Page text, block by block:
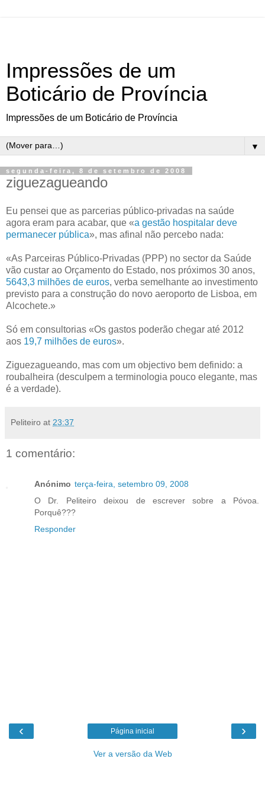
Impressões de um
Boticário de Província
Impressões de um Boticário de Província
▼
segunda-feira, 8 de setembro de 2008
ziguezagueando
Eu pensei que as parcerias público-privadas na saúde
agora eram para acabar, que «a gestão hospitalar deve
permanecer pública», mas afinal não percebo nada:
«As Parceiras Público-Privadas (PPP) no sector da Saúde
vão custar ao Orçamento do Estado, nos próximos 30 anos,
5643,3 milhões de euros, verba semelhante ao investimento
previsto para a construção do novo aeroporto de Lisboa, em
Alcochete.»
Só em consultorias «Os gastos poderão chegar até 2012
aos 19,7 milhões de euros».
Ziguezagueando, mas com um objectivo bem definido: a
roubalheira (desculpem a terminologia pouco elegante, mas
é a verdade).
Peliteiro at 23:37
1 comentário:
Anónimo terça-feira, setembro 09, 2008
O Dr. Peliteiro deixou de escrever sobre a Póvoa.
Porquê???
Responder
‹ ›
Página inicial
Ver a versão da Web